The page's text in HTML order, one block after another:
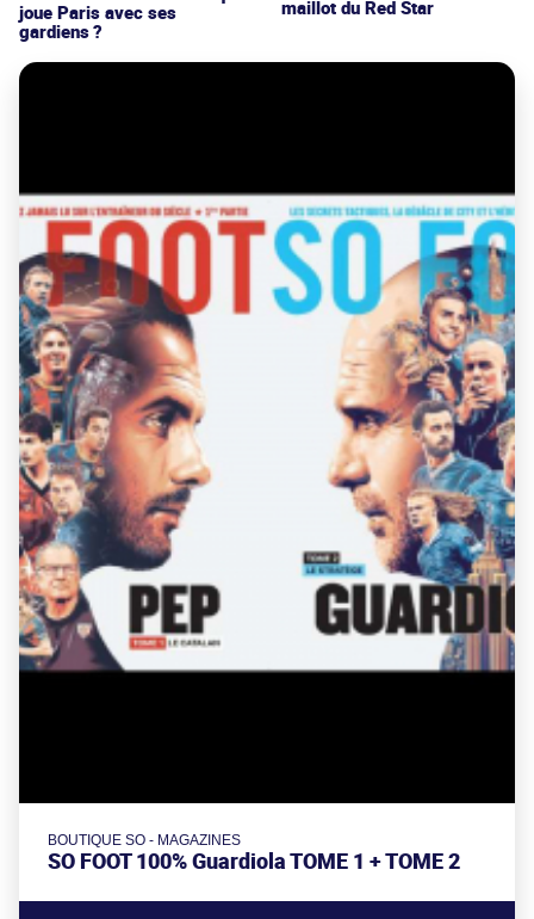
joue Paris avec ses
gardiens ?
maillot du Red Star
BOUTIQUE SO - MAGAZINES
SO FOOT 100% Guardiola TOME 1 + TOME 2